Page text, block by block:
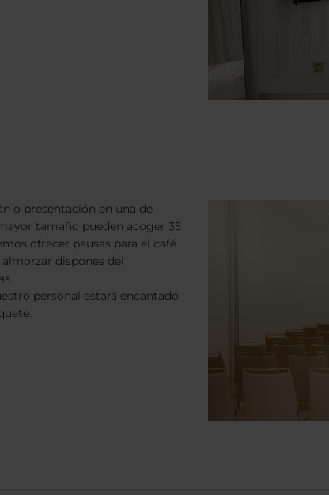
o presentación en una de
tamaño pueden acoger 35
ofrecer pausas para el café
dispones del
personal estará encantado